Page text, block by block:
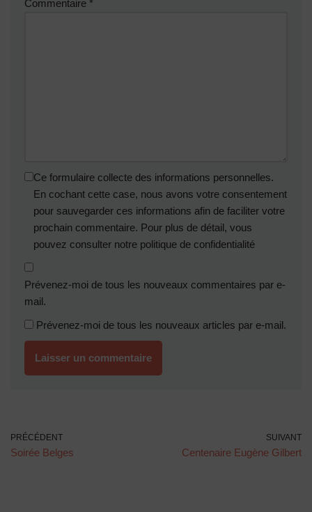
Commentaire *
Ce formulaire collecte des informations personnelles.
En cochant cette case, nous avons votre consentement
pour sauvegarder ces informations afin de faciliter votre
prochain commentaire. Pour plus de détail, vous
pouvez consulter notre politique de confidentialité
Prévenez-moi de tous les nouveaux commentaires par e-
mail.
Prévenez-moi de tous les nouveaux articles par e-mail.
PRÉCÉDENT
Soirée Belges
SUIVANT
Centenaire Eugène Gilbert